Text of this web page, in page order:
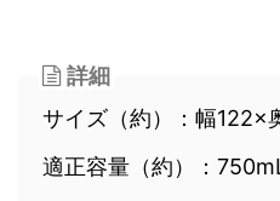
詳細
サイズ（約）：幅122×
適正容量（約）：